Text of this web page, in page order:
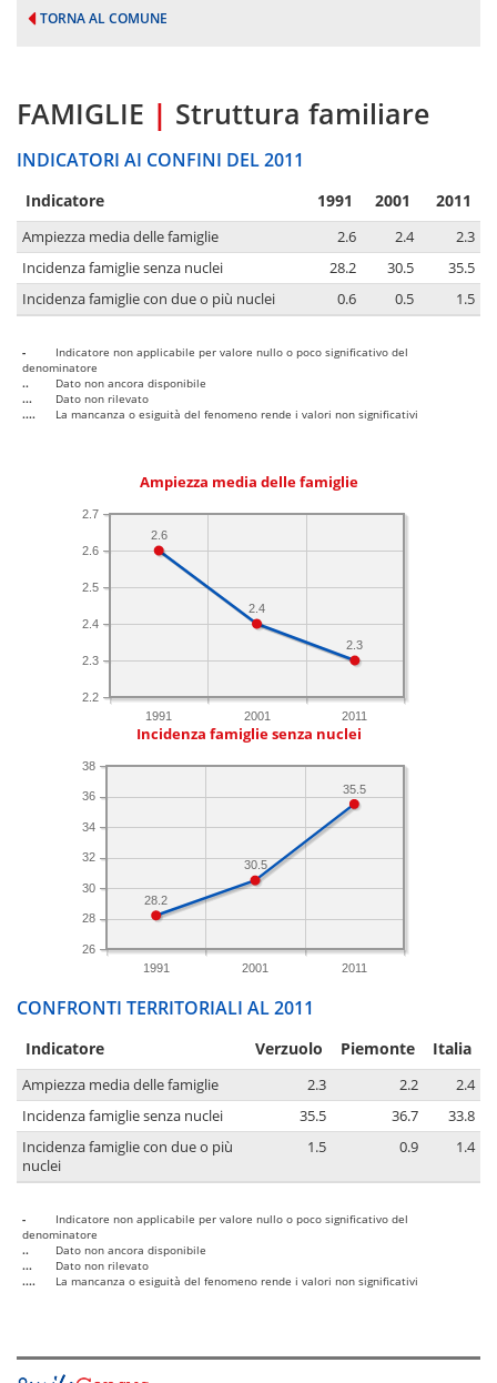
TORNA AL COMUNE
FAMIGLIE | Struttura familiare
INDICATORI AI CONFINI DEL 2011
Indicatore 1991 2001 2011
Ampiezza media delle famiglie 2.6 2.4
2.3
Incidenza famiglie senza nuclei
28.2 30.5
35.5
Incidenza famiglie con due o più nuclei
0.6 0.5 1.5
-
Indicatore non applicabile per valore nullo o poco significativo del
denominatore
..
Dato non ancora disponibile
...
Dato non rilevato
....
La mancanza o esiguità del fenomeno rende i valori non significativi
Ampiezza media delle famiglie
1991 2001 2011
2.2
2.3
2.4
2.5
2.6
2.7
2.3
2.4
2.6
Incidenza famiglie senza nuclei
1991 2001 2011
26
28
30
32
34
36
38
35.5
30.5
28.2
CONFRONTI TERRITORIALI AL 2011
Indicatore Verzuolo Piemonte Italia
Ampiezza media delle famiglie 2.3 2.2
2.4
Incidenza famiglie senza nuclei
35.5 36.7
33.8
Incidenza famiglie con due o più
nuclei
1.5 0.9 1.4
-
Indicatore non applicabile per valore nullo o poco significativo del
denominatore
..
Dato non ancora disponibile
...
Dato non rilevato
....
La mancanza o esiguità del fenomeno rende i valori non significativi